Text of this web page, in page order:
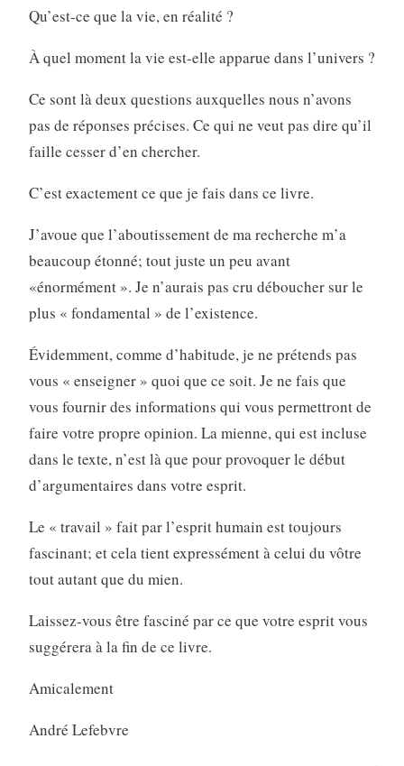
Qu’est-ce que la vie, en réalité ?
À quel moment la vie est-elle apparue dans l’univers ?
Ce sont là deux questions auxquelles nous n’avons
pas de réponses précises. Ce qui ne veut pas dire qu’il
faille cesser d’en chercher.
C’est exactement ce que je fais dans ce livre.
J’avoue que l’aboutissement de ma recherche m’a
beaucoup étonné; tout juste un peu avant
«énormément ». Je n’aurais pas cru déboucher sur le
plus « fondamental » de l’existence.
Évidemment, comme d’habitude, je ne prétends pas
vous « enseigner » quoi que ce soit. Je ne fais que
vous fournir des informations qui vous permettront de
faire votre propre opinion. La mienne, qui est incluse
dans le texte, n’est là que pour provoquer le début
d’argumentaires dans votre esprit.
Le « travail » fait par l’esprit humain est toujours
fascinant; et cela tient expressément à celui du vôtre
tout autant que du mien.
Laissez-vous être fasciné par ce que votre esprit vous
suggérera à la fin de ce livre.
Amicalement
André Lefebvre